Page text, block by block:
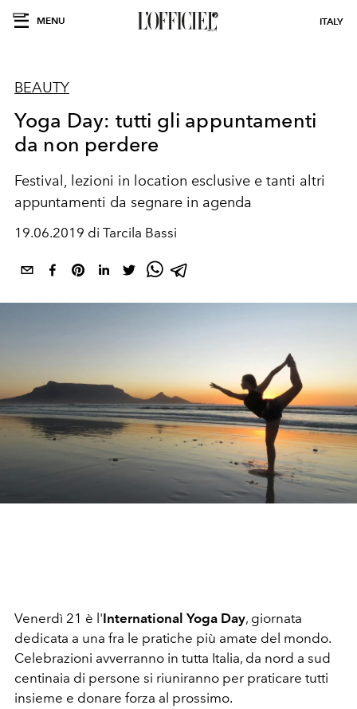
MENU ITALY
BEAUTY
Yoga Day: tutti gli appuntamenti
da non perdere
Festival, lezioni in location esclusive e tanti altri
appuntamenti da segnare in agenda
19.06.2019 di Tarcila Bassi
Venerdì 21 è l'International Yoga Day, giornata
dedicata a una fra le pratiche più amate del mondo.
Celebrazioni avverranno in tutta Italia, da nord a sud
centinaia di persone si riuniranno per praticare tutti
insieme e donare forza al prossimo.